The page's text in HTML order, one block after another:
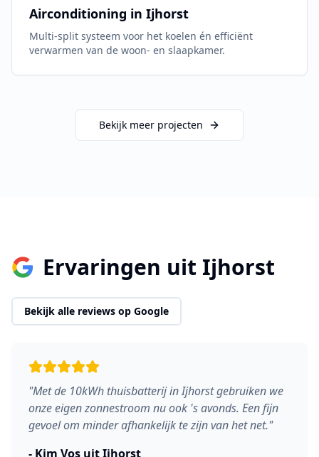
Airconditioning in Ijhorst
Multi-split systeem voor het koelen én efficiënt
verwarmen van de woon- en slaapkamer.
Bekijk meer projecten
Ervaringen uit Ijhorst
Bekijk alle reviews op Google
"Met de 10kWh thuisbatterij in Ijhorst gebruiken we
onze eigen zonnestroom nu ook 's avonds. Een fijn
gevoel om minder afhankelijk te zijn van het net."
- Kim Vos uitIjhorst